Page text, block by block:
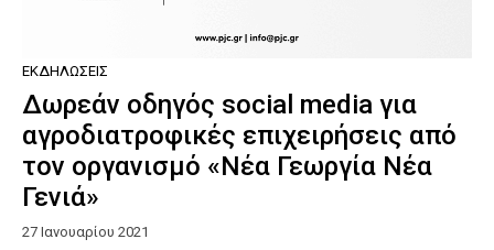
ΕΚΔΗΛΏΣΕΙΣ
Δωρεάν οδηγός social media για
αγροδιατροφικές επιχειρήσεις από
τον οργανισμό «Νέα Γεωργία Νέα
Γενιά»
27 Ιανουαρίου 2021